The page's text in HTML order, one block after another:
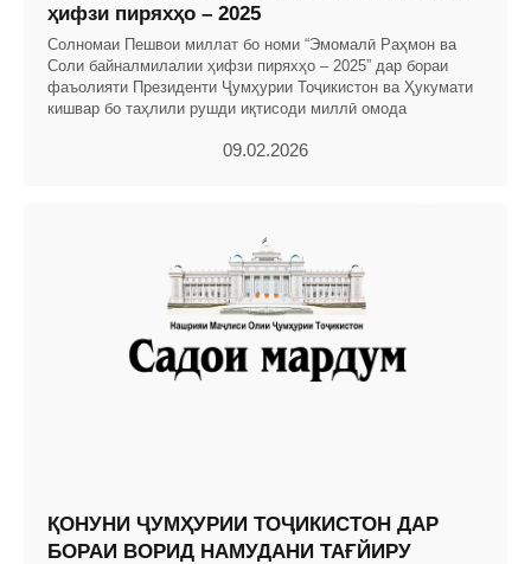
ҳифзи пиряхҳо – 2025
Солномаи Пешвои миллат бо номи “Эмомалӣ Раҳмон ва
Соли байналмилалии ҳифзи пиряхҳо – 2025” дар бораи
фаъолияти Президенти Ҷумҳурии Тоҷикистон ва Ҳукумати
кишвар бо таҳлили рушди иқтисоди миллӣ омода
09.02.2026
ҚОНУНИ ҶУМҲУРИИ ТОҶИКИСТОН ДАР
БОРАИ ВОРИД НАМУДАНИ ТАҒЙИРУ